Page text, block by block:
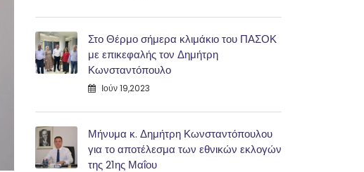
Στο Θέρμο σήμερα κλιμάκιο του ΠΑΣΟΚ
με επικεφαλής τον Δημήτρη
Κωνσταντόπουλο
Ιούν 19,2023
Μήνυμα κ. Δημήτρη Κωνσταντόπουλου
για το αποτέλεσμα των εθνικών εκλογών
της 21ης Μαΐου